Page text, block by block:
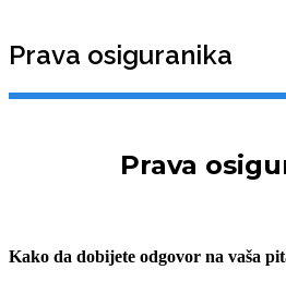
Prava osiguranika
Prava
Kako da dobijete odgovor na vaša